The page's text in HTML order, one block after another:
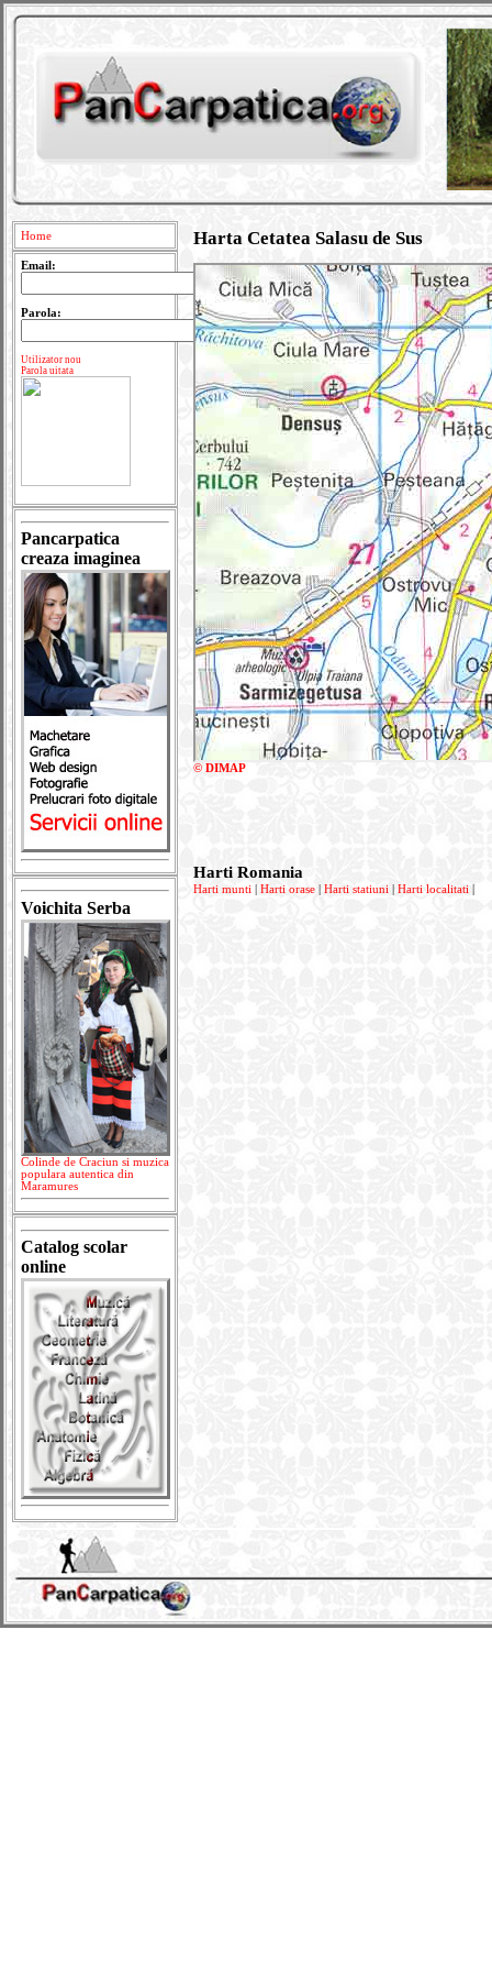
Home
Email:
Parola:
Utilizator nou
Parola uitata
Pancarpatica
creaza imaginea
Voichita Serba
Colinde de Craciun si muzica
populara autentica din
Maramures
Catalog scolar
online
Harta Cetatea Salasu de Sus
© DIMAP
Harti Romania
Harti munti Harti orase Harti statiuni Harti localitati